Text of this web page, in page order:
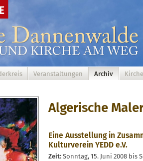
Veranstaltungen Archiv Kirche
Algerische
Eine Ausstellung in
Kulturverein YEDD e.V.
Zeit:Sonntag, 15. Juni 2008 bis